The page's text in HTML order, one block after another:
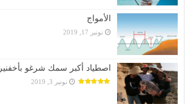
الأمواج
نونبر 17, 2019
اصطياد أكبر سمك شرغو بأخفنير
نونبر 3, 2019